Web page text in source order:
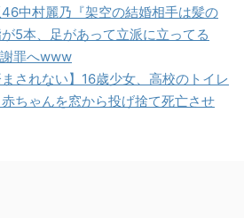
46中村麗乃『架空の結婚相手は髪の
5本、足があって立派に立ってる
罪へwww
まされない】16歳少女、高校のトイレ
ちゃんを窓から投げ捨て死亡させ